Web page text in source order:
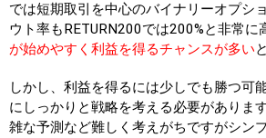
では短期取引を中心のバイナリーオプシ
ウト率もRETURN200では200%と非常に
が始めやすく利益を得るチャンスが多い
しかし、利益を得るには少しでも勝つ可
にしっかりと戦略を考える必要がありま
雑な予測など難しく考えがちですがシン